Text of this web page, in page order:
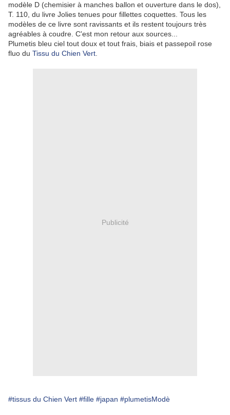
modèle D (chemisier à manches ballon et ouverture dans le dos),
T. 110, du livre Jolies tenues pour fillettes coquettes. Tous les
modèles de ce livre sont ravissants et ils restent toujours très
agréables à coudre. C'est mon retour aux sources...
Plumetis bleu ciel tout doux et tout frais, biais et passepoil rose
fluo du Tissu du Chien Vert
Publicité
#tissus du Chien Vert #fille #japan #plumetisModè